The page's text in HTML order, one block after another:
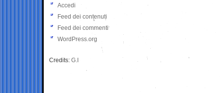
Accedi
Feed dei contenuti
Feed dei commenti
WordPress.org
Credits: G.I